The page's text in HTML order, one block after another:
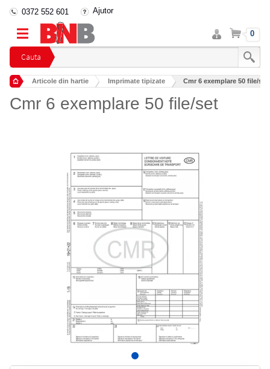
Cauta
0372 552 601 Ajutor
Intra
in
cont
Cos 0
Articole din hartie Imprimate tipizate Cmr 6 exemplare 50 file/set
Cmr 6 exemplare 50 file/set